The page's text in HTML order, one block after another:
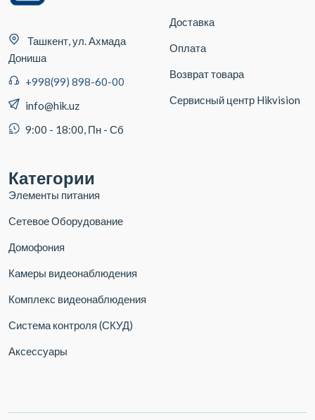
Ташкент, ул. Ахмада
Дониша
+998(99) 898-60-00
info@hik.uz
9:00 - 18:00, Пн - Сб
Доставка
Оплата
Возврат товара
Сервисный центр Hikvision
Категории
Элементы питания
Сетевое Оборудование
Домофония
Камеры видеонаблюдения
Комплекс видеонаблюдения
Система контроля (СКУД)
Аксессуары